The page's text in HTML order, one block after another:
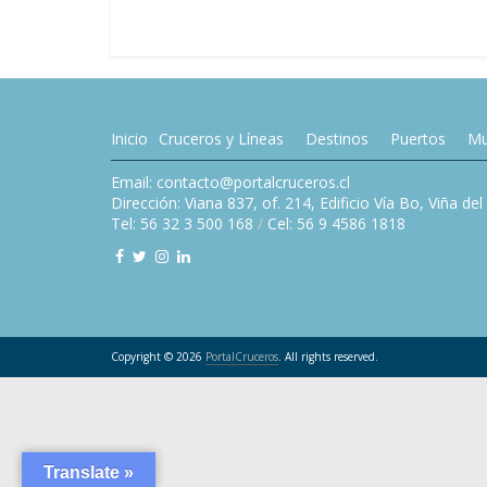
Inicio Cruceros y Líneas Destinos Puertos
Email: contacto@portalcruceros.cl
Dirección: Viana 837, of. 214, Edificio Vía Bo, Viña
Tel: 56 32 3 500 168 / Cel: 56 9 4586 1818
Copyright © 2026 PortalCruceros. All rights reserved.
Translate »